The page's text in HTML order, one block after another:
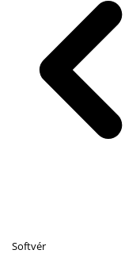
Softvér